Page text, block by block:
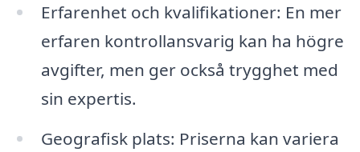
Erfarenhet och kvalifikationer: En mer
erfaren kontrollansvarig kan ha högre
avgifter, men ger också trygghet med
sin expertis.
Geografisk plats: Priserna kan variera